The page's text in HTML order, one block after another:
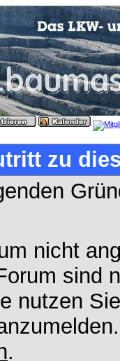
zu
nicht
sind
nutzen
.